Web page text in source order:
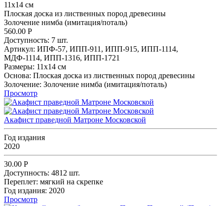
11х14 см
Плоская доска из лиственных пород древесины
Золочение нимба (имитация/поталь)
560.00 Р
Доступность: 7 шт.
Артикул: ИПФ-57, ИПП-911, ИПП-915, ИПП-1114,
МДФ-1114, ИПП-1316, ИПП-1721
Размеры: 11х14 см
Основа: Плоская доска из лиственных пород древесины
Золочение: Золочение нимба (имитация/поталь)
Просмотр
Акафист праведной Матроне Московской
Год издания
2020
30.00 Р
Доступность: 4812 шт.
Переплет: мягкий на скрепке
Год издания: 2020
Просмотр